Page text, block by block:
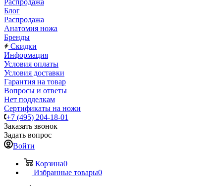
Распродажа
Блог
Распродажа
Анатомия ножа
Бренды
Скидки
Информация
Условия оплаты
Условия доставки
Гарантия на товар
Вопросы и ответы
Нет подделкам
Сертификаты на ножи
+7 (495) 204-18-01
Заказать звонок
Задать вопрос
Войти
Корзина0
Избранные товары0